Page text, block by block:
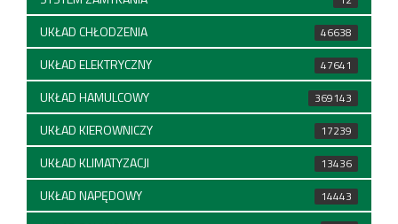
UKŁAD CHŁODZENIA 46638
UKŁAD ELEKTRYCZNY 47641
UKŁAD HAMULCOWY 369143
UKŁAD KIEROWNICZY 17239
UKŁAD KLIMATYZACJI 13436
UKŁAD NAPĘDOWY 14443